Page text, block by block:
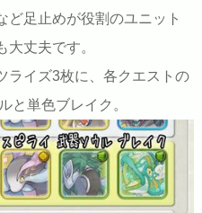
ど足止めが役割のユニット
丈夫です。
ライズ3枚に、各クエストの
と単色ブレイク。